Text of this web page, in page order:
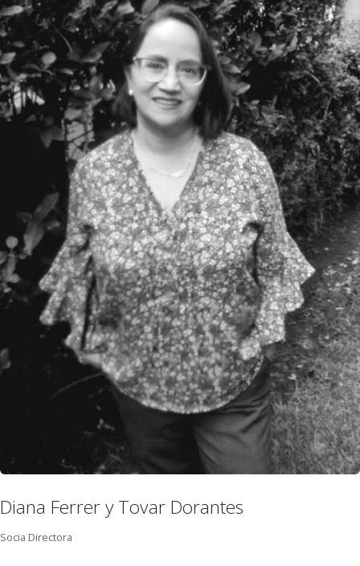
Diana Ferrer y Tovar Dorantes
Socia Directora